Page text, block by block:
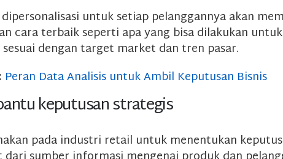
untuk setiap pelanggannya akan
cara terbaik seperti apa yang bisa dilakukan
dengan target market dan tren pasar.
Peran Data Analisis untuk Ambil Keputusan Bisnis
keputusan strategis
pada industri retail untuk menentukan